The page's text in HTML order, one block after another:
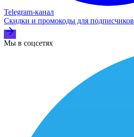
Telegram‑канал
Скидки и промокоды для подписчиков
Мы в соцсетях